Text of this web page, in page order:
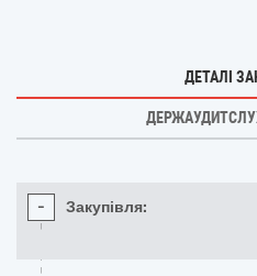
ДЕТАЛІ
- Закупівля: